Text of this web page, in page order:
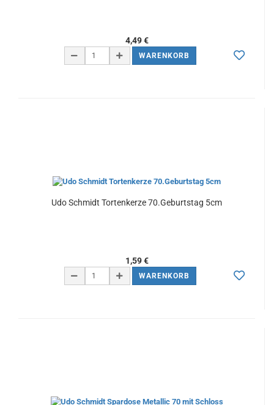
4,49 €
WARENKORB
Udo Schmidt Tortenkerze 70.Geburtstag 5cm
1,59 €
WARENKORB